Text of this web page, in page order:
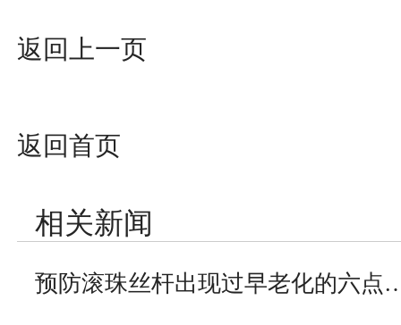
返回上一页
返回首页
相关新闻
预防滚珠丝杆出现过早老化的六点